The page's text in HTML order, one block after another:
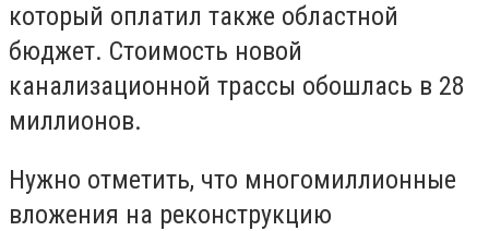
который оплатил также областной
бюджет. Стоимость новой
канализационной трассы обошлась в 28
миллионов.
Нужно отметить, что многомиллионные
вложения на реконструкцию